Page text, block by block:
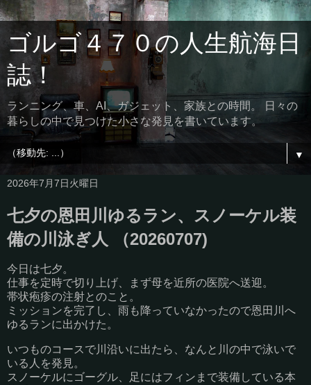
ゴルゴ４７０の人生航海日
誌！
ランニング、車、AI、ガジェット、家族との時間。 日々の
暮らしの中で見つけた小さな発見を書いています。
▼
2026年7月7日火曜日
七夕の恩田川ゆるラン、スノーケル装
備の川泳ぎ人 （20260707)
今日は七夕。
仕事を定時で切り上げ、まず母を近所の医院へ送迎。
帯状疱疹の注射とのこと。
ミッションを完了し、雨も降っていなかったので恩田川へ
ゆるランに出かけた。
いつものコースで川沿いに出たら、なんと川の中で泳いで
いる人を発見。
スノーケルにゴーグル、足にはフィンまで装備している本